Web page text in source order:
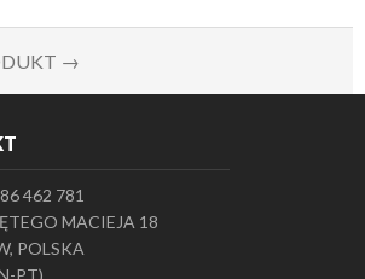
→
462 781
MACIEJA 18
POLSKA